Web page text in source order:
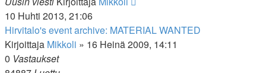
10 Huhti 2013, 21:06
Hirvitalo's event archive: MATERIAL WANTED
Kirjoittaja Mikkoli » 16 Heinä 2009, 14:11
0 Vastaukset